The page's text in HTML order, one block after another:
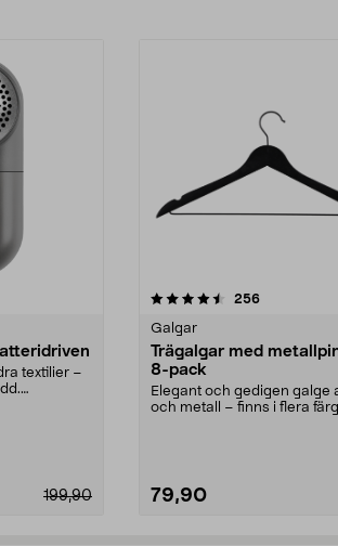
textilier –
199,90
256recensioner
Galgar
Trägalgar med
8-pack
Elegant och gedigen galge
och metall – finns i flera
79,90
4.0av 5 stjärnor